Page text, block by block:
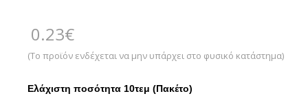
0.23€
(Το προϊόν ενδέχεται να μην υπάρχει στο φυσικό κατάστημα)
Ελάχιστη ποσότητα 10τεμ (Πακέτο)